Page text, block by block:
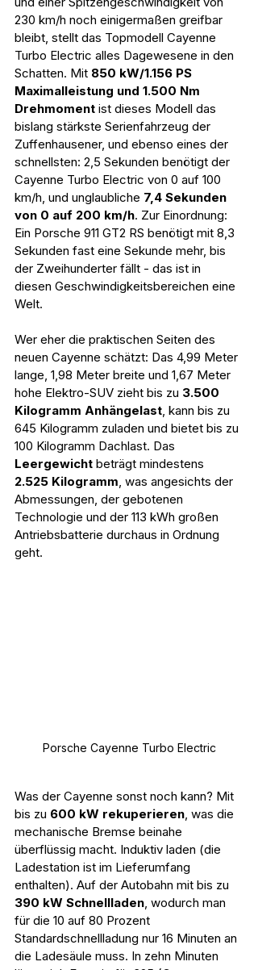
230 km/h noch einigermaßen greifbar
bleibt, stellt das Topmodell Cayenne
Turbo Electric alles Dagewesene in den
Schatten. Mit 850 kW/1.156 PS
Maximalleistung und 1.500 Nm
Drehmoment ist dieses Modell das
bislang stärkste Serienfahrzeug der
Zuffenhausener, und ebenso eines der
schnellsten: 2,5 Sekunden benötigt der
Cayenne Turbo Electric von 0 auf 100
km/h, und unglaubliche 7,4 Sekunden
von 0 auf 200 km/h. Zur Einordnung:
Ein Porsche 911 GT2 RS benötigt mit 8,3
Sekunden fast eine Sekunde mehr, bis
der Zweihunderter fällt - das ist in
diesen Geschwindigkeitsbereichen eine
Welt.
Wer eher die praktischen Seiten des
neuen Cayenne schätzt: Das 4,99 Meter
lange, 1,98 Meter breite und 1,67 Meter
hohe Elektro-SUV zieht bis zu 3.500
Kilogramm Anhängelast , kann bis zu
645 Kilogramm zuladen und bietet bis zu
100 Kilogramm Dachlast. Das
Leergewicht beträgt mindestens
2.525 Kilogramm , was angesichts der
Abmessungen, der gebotenen
Technologie und der 113 kWh großen
Antriebsbatterie durchaus in Ordnung
geht.
Porsche Cayenne Turbo Electric
Was der Cayenne sonst noch kann? Mit
bis zu 600 kW rekuperieren , was die
mechanische Bremse beinahe
überflüssig macht. Induktiv laden (die
Ladestation ist im Lieferumfang
enthalten). Auf der Autobahn mit bis zu
390 kW Schnellladen , wodurch man
für die 10 auf 80 Prozent
Standardschnellladung nur 16 Minuten an
die Ladesäule muss. In zehn Minuten